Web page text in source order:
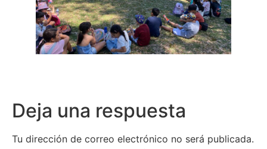
Deja una respuesta
Tu dirección de correo electrónico no será publicada.